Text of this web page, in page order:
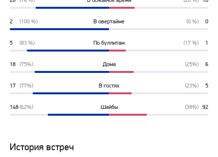
2
(100 %) В овертайме (0 %)
0
5
(83 %) По буллитам (17 %)
1
18 (75%) Дома (25%)
6
17 (77%) В гостях (23%)
5
148(62%) Шайбы (38%) 92
История встреч